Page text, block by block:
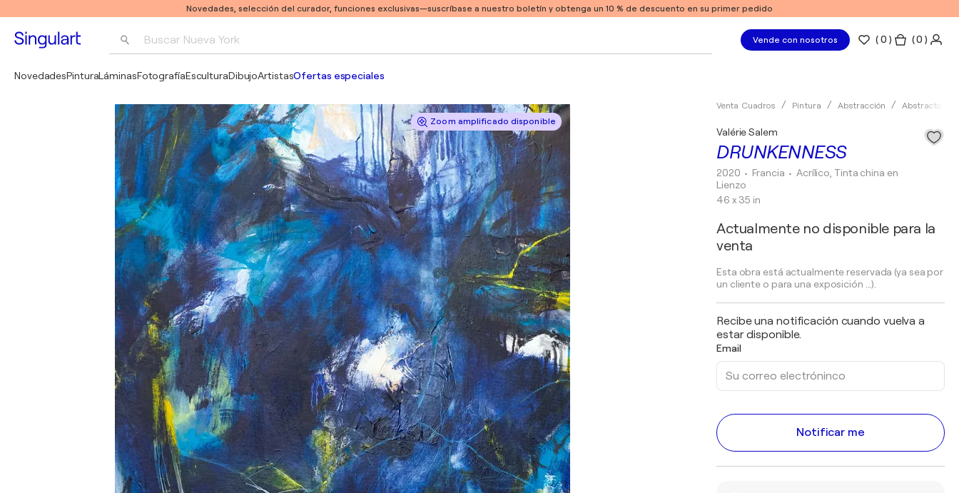
Novedades, selección del curador, funciones exclusivas—suscríbase a nuestro boletín y obtenga un 10 % de descuento en su primer pedido
Buscar Nueva York
Pablo Picasso
Vende con nosotros (0 ) ( 0 )
NovedadesPinturaLáminasFotografíaEsculturaDibujoArtistasOfertas especiales
Zoom amplificado disponible
Venta Cuadros Pintura Abstracción Abstracto
DRUNKENNESS
Valérie Salem
2020 • Francia • Acrílico, Tinta china en
Lienzo
46 x 35 in
Actualmente no disponible para la
venta
Esta obra está actualmente reservada (ya sea por
un cliente o para una exposición ...).
Recibe una notificación cuando vuelva a
estar disponible.
Email
Notificar me